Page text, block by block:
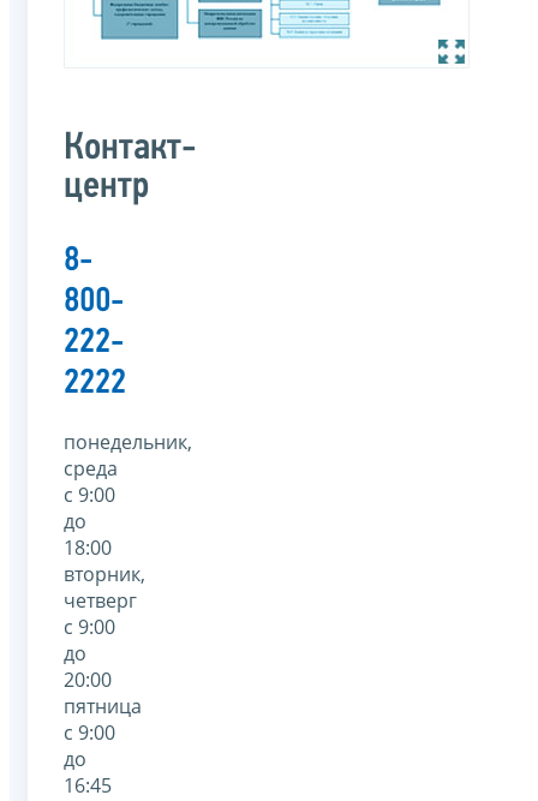
Контакт-
центр
8-
800-
222-
2222
понедельник,
среда
с 9:00
до
18:00
вторник,
четверг
с 9:00
до
20:00
пятница
с 9:00
до
16:45